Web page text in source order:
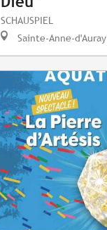
SCHAUSPIEL
Sainte-Anne-d'Auray